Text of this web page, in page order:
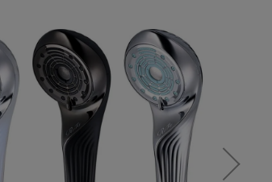
【ご注意】2022年4月14日以前
2022年4月14日以前に延長保証サービスに加入
故障のみとなり、物損故障は保証対象外となり